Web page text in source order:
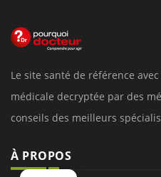
Le site santé de référence
médicale decryptée par des
conseils des meilleurs
À PROPOS